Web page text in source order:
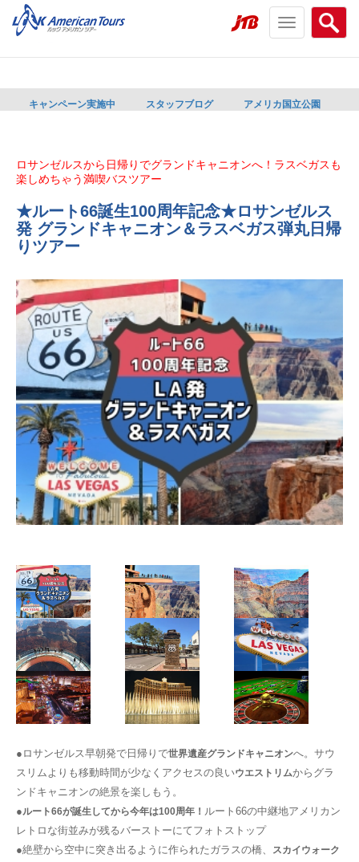
Search
menu
Toggle
navigation
キャンペーン実施中 スタッフブログ アメリカ国立公園
ロサンゼルスから日帰りでグランドキャニオンへ！ラスベガスも
楽しめちゃう満喫バスツアー
★ルート66誕生100周年記念★ロサンゼルス
発 グランドキャニオン＆ラスベガス弾丸日帰
りツアー
●ロサンゼルス早朝発で日帰りで世界遺産グランドキャニオンへ。サウ
スリムよりも移動時間が少なくアクセスの良いウエストリムからグラ
ンドキャニオンの絶景を楽しもう。
●ルート66が誕生してから今年は100周年！ ルート66の中継地アメリカン
レトロな街並みが残るバーストーにてフォトストップ
●絶壁から空中に突き出るように作られたガラスの橋、
スカイウォーク